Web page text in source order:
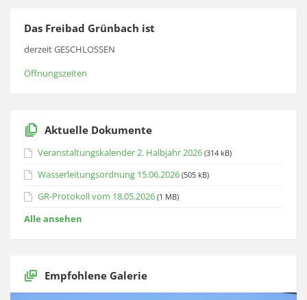
Das Freibad Grünbach ist
derzeit GESCHLOSSEN
Öffnungszeiten
Aktuelle Dokumente
Veranstaltungskalender 2. Halbjahr 2026 (314 kB)
Wasserleitungsordnung 15.06.2026 (505 kB)
GR-Protokoll vom 18.05.2026 (1 MB)
Alle ansehen
Empfohlene Galerie